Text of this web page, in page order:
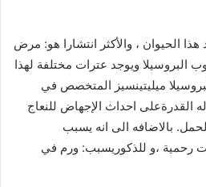
الحيوان ، والأكثر انتشارا هو: مرض
البروسيلا ويوجد عترات مختلفة لهذا
ميليتينسيز المتخصص في
القدرةعلى احداث الإجهاض للنعاج
بالاضافه الى انه يسبب
رحمية ،و للذكوريسبب: ورم في